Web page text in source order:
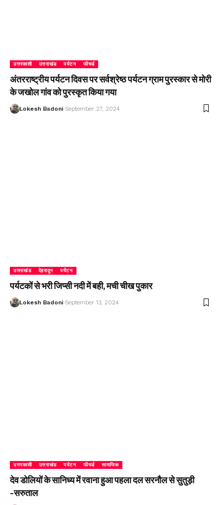
उत्तरकाशी उत्तराखंड पर्यटन फीचर्ड
अंतरराष्ट्रीय पर्यटन दिवस पर सर्वश्रेष्ठ पर्यटन ग्राम पुरस्कार से मोरी
के जखोल गांव को पुरस्कृत किया गया
Lokesh Badoni September 27, 2024
उत्तराखंड देहरादून पर्यटन
पर्यटकों से भरी जिप्सी नदी में बही, मची चीख पुकार
Lokesh Badoni September 13, 2024
उत्तरकाशी उत्तराखंड पर्यटन फीचर्ड सामाजिक
देव डोलियों के सानिध्य में रवाना हुआ पहला दल सरनौल से सुतुड़ी
-सरुताल